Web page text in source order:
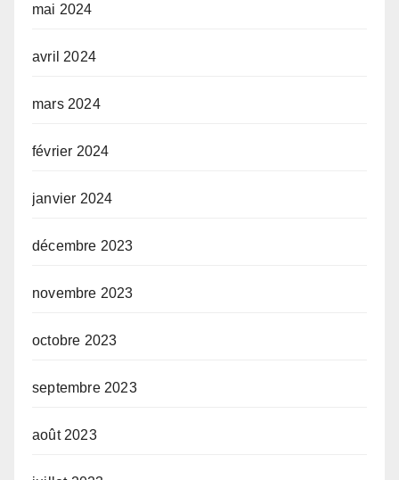
mai 2024
avril 2024
mars 2024
février 2024
janvier 2024
décembre 2023
novembre 2023
octobre 2023
septembre 2023
août 2023